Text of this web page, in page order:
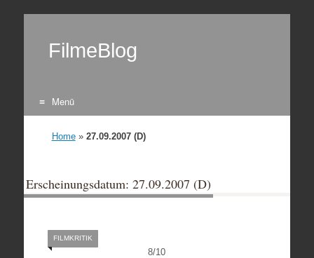
FilmeBlog
Menü
Home» 27.09.2007 (D)
Erscheinungsdatum: 27.09.2007 (D)
8/10
FILMKRITIK